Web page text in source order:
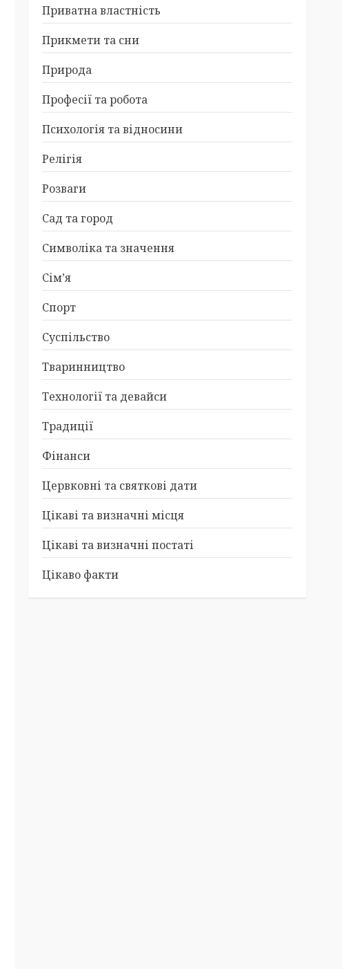
Приватна властність
Прикмети та сни
Природа
Професії та робота
Психологія та відносини
Релігія
Розваги
Сад та город
Символіка та значення
Сім’я
Спорт
Суспільство
Тваринництво
Технології та девайси
Традиції
Фінанси
Цервковні та святкові дати
Цікаві та визначні місця
Цікаві та визначні постаті
Цікаво факти